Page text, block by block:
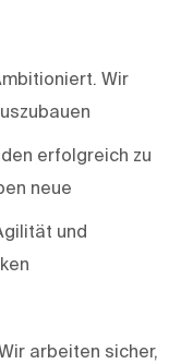
Wir
erfolgreich zu
neue
und
arbeiten sicher,